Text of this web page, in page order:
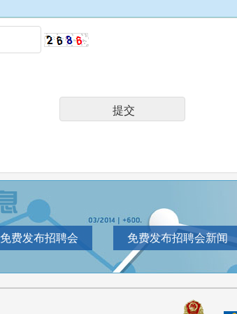
免费发布招聘会 免费发布招聘会新闻